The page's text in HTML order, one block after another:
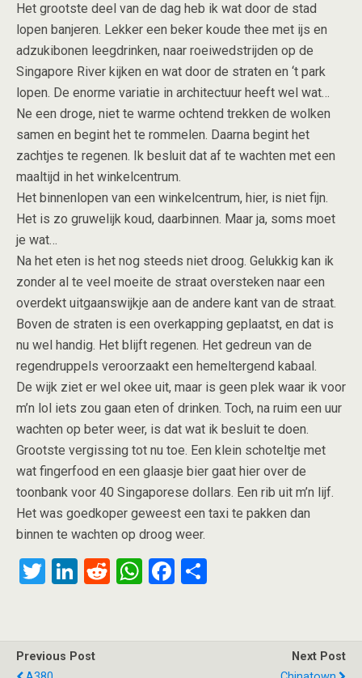
Het grootste deel van de dag heb ik wat door de stad
lopen banjeren. Lekker een beker koude thee met ijs en
adzukibonen leegdrinken, naar roeiwedstrijden op de
Singapore River kijken en wat door de straten en ‘t park
lopen. De enorme variatie in architectuur heeft wel wat…
Ne een droge, niet te warme ochtend trekken de wolken
samen en begint het te rommelen. Daarna begint het
zachtjes te regenen. Ik besluit dat af te wachten met een
maaltijd in het winkelcentrum.
Het binnenlopen van een winkelcentrum, hier, is niet fijn.
Het is zo gruwelijk koud, daarbinnen. Maar ja, soms moet
je wat…
Na het eten is het nog steeds niet droog. Gelukkig kan ik
zonder al te veel moeite de straat oversteken naar een
overdekt uitgaanswijkje aan de andere kant van de straat.
Boven de straten is een overkapping geplaatst, en dat is
nu wel handig. Het blijft regenen. Het gedreun van de
regendruppels veroorzaakt een hemeltergend kabaal.
De wijk ziet er wel okee uit, maar is geen plek waar ik voor
m’n lol iets zou gaan eten of drinken. Toch, na ruim een uur
wachten op beter weer, is dat wat ik besluit te doen.
Grootste vergissing tot nu toe. Een klein schoteltje met
wat fingerfood en een glaasje bier gaat hier over de
toonbank voor 40 Singaporese dollars. Een rib uit m’n lijf.
Het was goedkoper geweest een taxi te pakken dan
binnen te wachten op droog weer.
T
er
Li
dI
R
W F
Previous Post
Next Post